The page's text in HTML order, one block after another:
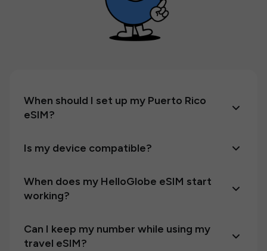
When should I set up my Puerto Rico
eSIM?
Is my device compatible?
When does my HelloGlobe eSIM start
working?
Can I keep my number while using my
travel eSIM?